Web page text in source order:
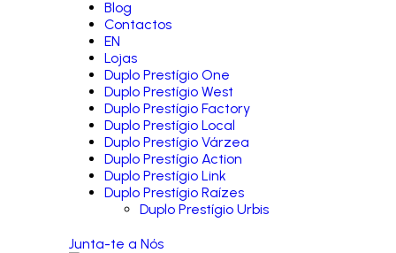
Blog
Contactos
EN
Lojas
Duplo Prestígio One
Duplo Prestígio West
Duplo Prestígio Factory
Duplo Prestígio Local
Duplo Prestígio Várzea
Duplo Prestígio Action
Duplo Prestígio Link
Duplo Prestígio Raízes
Duplo Prestígio Urbis
Junta-te a Nós